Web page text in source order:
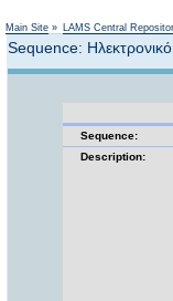
Main Site » LAMS Central
Sequence: Ηλεκτρονικό
Sequence:
Description: